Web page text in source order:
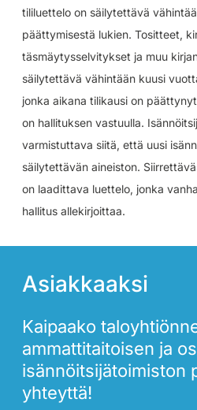
tililuettelo on säilytettävä
päättymisestä lukien. Tositteet,
täsmäytysselvitykset ja muu
säilytettävä vähintään kuusi
jonka aikana tilikausi on
on hallituksen vastuulla.
varmistuttava siitä, että uusi
säilytettävän aineiston.
on laadittava luettelo, jonka
hallitus allekirjoittaa.
Asiakkaaksi
Kaipaako
ammattitaitoisen ja
isännöitsijätoimiston
yhteyttä!